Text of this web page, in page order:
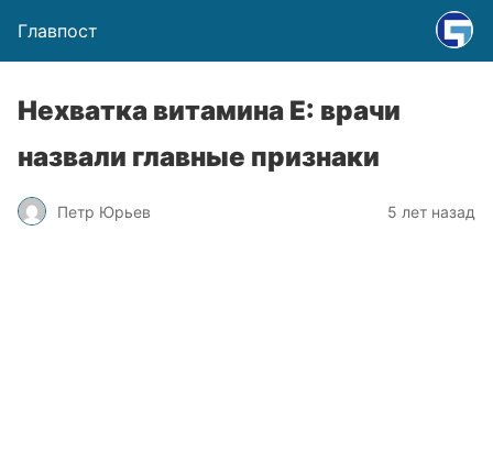
Главпост
Нехватка витамина Е: врачи
назвали главные признаки
Петр Юрьев 5 лет назад